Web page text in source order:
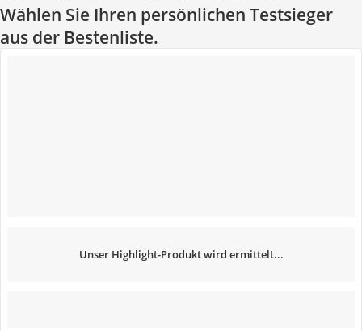
Wählen Sie Ihren persönlichen Testsieger
aus der Bestenliste.
Unser Highlight-Produkt wird ermittelt...